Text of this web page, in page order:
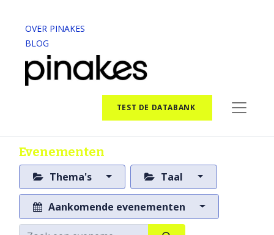
OVER PINAKES
BLOG
TEST DE DATABANK
Evenementen
Thema's Taal
Aankomende evenementen